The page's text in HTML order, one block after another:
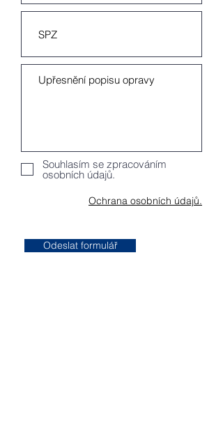
Souhlasím se zpracováním
osobních údajů.
Ochrana osobních údajů.
Odeslat formulář